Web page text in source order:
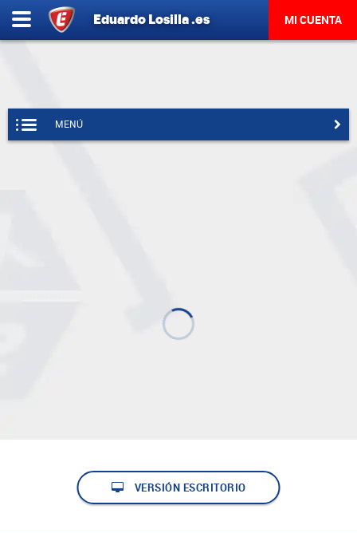
Eduardo Losilla.es MI CUENTA
MENÚ
VERSIÓN ESCRITORIO